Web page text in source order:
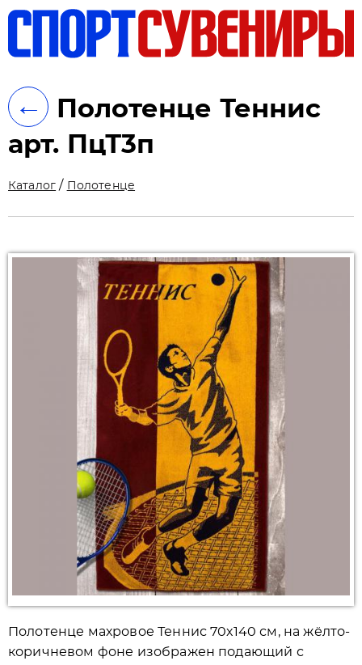
←
Полотенце Теннис
арт. ПцТ3п
Каталог / Полотенце
Полотенце махровое Теннис 70х140 см, на жёлто-
коричневом фоне изображен подающий с